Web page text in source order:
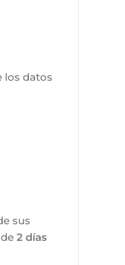
los datos
sus
de2 días